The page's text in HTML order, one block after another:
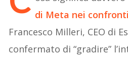
di Meta nei
Francesco Milleri, CEO di
confermato di “gradire”